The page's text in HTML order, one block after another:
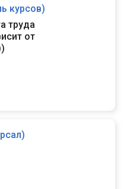
курсов)
труда
от
)